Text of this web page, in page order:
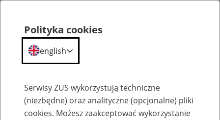
Komunikaty
Polityka cookies
english
Serwisy ZUS wykorzystują techniczne
(niezbędne) oraz analityczne (opcjonalne) pliki
cookies. Możesz zaakceptować wykorzystanie